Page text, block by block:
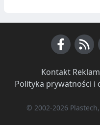
Kontakt·
Polityka prywatności i
© 2002-2026